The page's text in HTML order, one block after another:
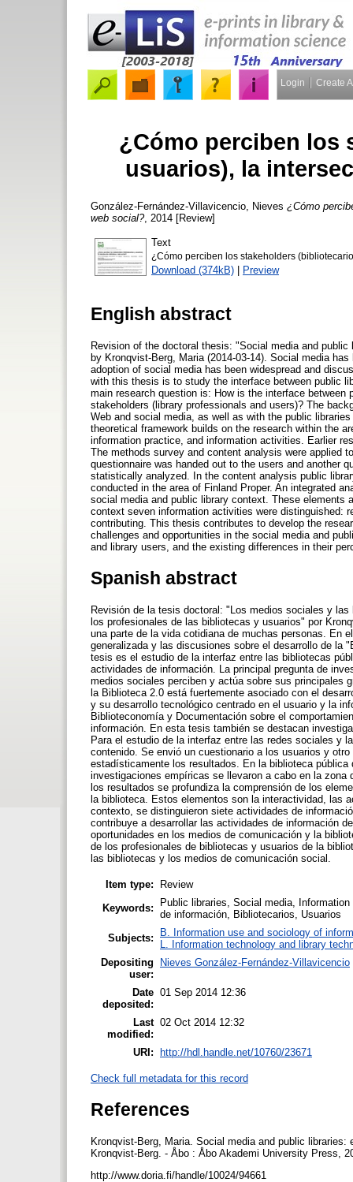
Login Create
¿Cómo perciben los
usuarios), la
González-Fernández-Villavicencio, Nieves ¿Cómo
web social?, 2014 [Review]
Text
¿Cómo perciben los stakeholders
Download (374kB) | Preview
English abstract
Revision of the doctoral thesis: "Social media and
by Kronqvist-Berg, Maria (2014-03-14). Social media
adoption of social media has been widespread and
with this thesis is to study the interface between public
main research question is: How is the interface
stakeholders (library professionals and users)? The
Web and social media, as well as with the public
theoretical framework builds on the research within the
information practice, and information activities. Earlier
The methods survey and content analysis were applied
questionnaire was handed out to the users and another
statistically analyzed. In the content analysis public
conducted in the area of Finland Proper. An integrated
social media and public library context. These
context seven information activities were distinguished:
contributing. This thesis contributes to develop the
challenges and opportunities in the social media and
and library users, and the existing differences in their
Spanish abstract
Revisión de la tesis doctoral: "Los medios sociales y
los profesionales de las bibliotecas y usuarios" por
una parte de la vida cotidiana de muchas personas. En
generalizada y las discusiones sobre el desarrollo de la
tesis es el estudio de la interfaz entre las bibliotecas
actividades de información. La principal pregunta de
medios sociales perciben y actúa sobre sus principales
la Biblioteca 2.0 está fuertemente asociado con el
y su desarrollo tecnológico centrado en el usuario y la
Biblioteconomía y Documentación sobre el
información. En esta tesis también se destacan
Para el estudio de la interfaz entre las redes sociales y
contenido. Se envió un cuestionario a los usuarios y
estadísticamente los resultados. En la biblioteca
investigaciones empíricas se llevaron a cabo en la zona
los resultados se profundiza la comprensión de los
la biblioteca. Estos elementos son la interactividad, las
contexto, se distinguieron siete actividades de
contribuye a desarrollar las actividades de información
oportunidades en los medios de comunicación y la
de los profesionales de bibliotecas y usuarios de la
las bibliotecas y los medios de comunicación social.
Item type:
Review
Keywords:
Public libraries, Social media,
de información, Bibliotecarios, Usuarios
Subjects:
B. Information use and sociology of
L. Information technology and library
Depositing
user:
Nieves González-Fernández-Villavicencio
Date
deposited:
01 Sep 2014 12:36
Last
modified:
02 Oct 2014 12:32
URI: http://hdl.handle.net/10760/23671
Check full metadata for this record
References
Kronqvist-Berg, Maria. Social media and public
Kronqvist-Berg. - Åbo : Åbo Akademi University Press,
http://www.doria.fi/handle/10024/94661